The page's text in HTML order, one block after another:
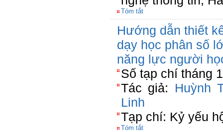
Tóm tắt
Hướng dẫn thiết
dạy học phân số
năng lực người
Số tạp chí tháng
Tác giả: Huỳnh
Linh
Tạp chí: Kỷ yếu
Tóm tắt